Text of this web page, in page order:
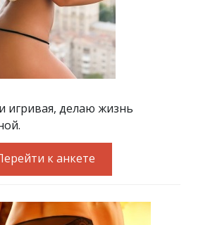
игривая, делаю жизнь
к анкете